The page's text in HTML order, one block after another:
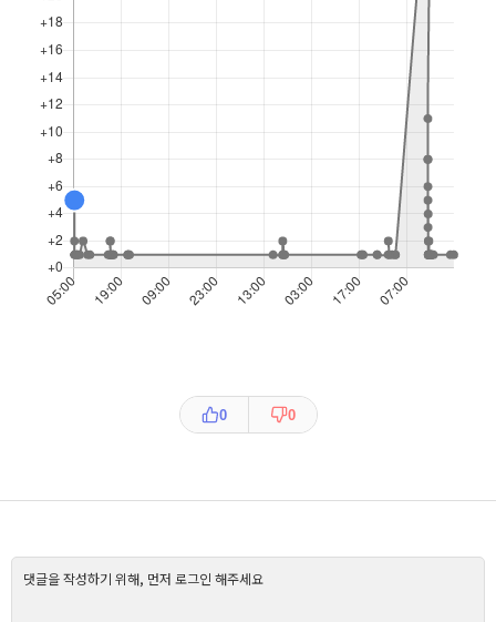
0 0
댓글을 작성하기 위해, 먼저 로그인 해주세요